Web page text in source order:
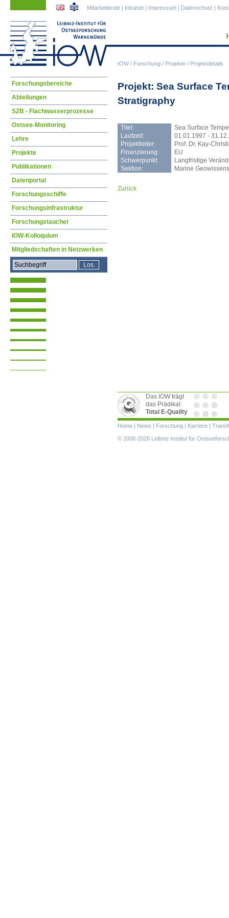
IOW/ Forschung / Projekte / Projektdetails
Mitarbeitende | Intranet | Impressum | Datenschutz |
Projekt: Sea Surface
Stratigraphy
Titel:
Sea Surface
Laufzeit:
01.01.1997 -
Projektleiter:
Prof. Dr. Kay-
Finanzierung:
EU
Schwerpunkt:
Langfristige
Sektion:
Marine
Zurück
Navigation
überspringen
Forschungsbereiche
Abteilungen
S2B - Flachwasserprozesse
Ostsee-Monitoring
Lehre
Projekte
Publikationen
Datenportal
Forschungsschiffe
Forschungsinfrastruktur
Forschungstaucher
IOW-Kolloquium
Mitgliedschaften in Netzwerken
Das IOW trägt
das Prädikat
Total E-Quality
Navigation
überspringen
Home | News | Forschung | Karriere |
© 2008-2026 Leibniz-Institut für